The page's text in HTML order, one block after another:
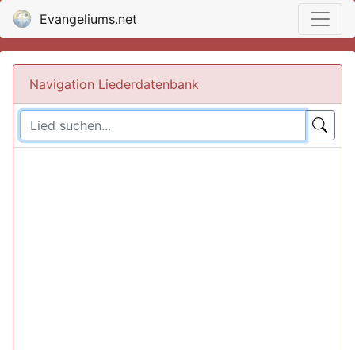
Evangeliums.net
Navigation Liederdatenbank